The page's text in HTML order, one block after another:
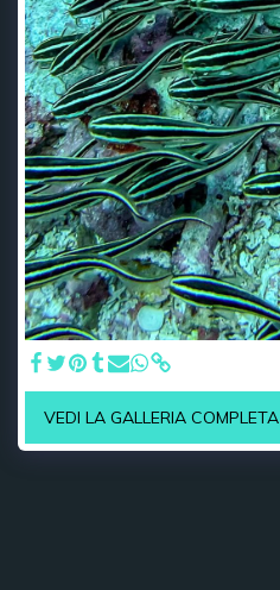
VEDI LA GALLERIA COMPLETA